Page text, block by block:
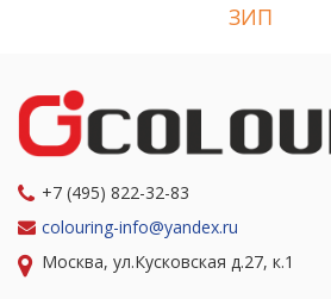
ЗИП
+7 (495) 822-32-83
colouring-info@yandex.ru
Москва, ул.Кусковская д.27, к.1